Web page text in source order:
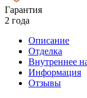
Гарантия
2 года
Описание
Отделка
Внутреннее
Информация
Отзывы